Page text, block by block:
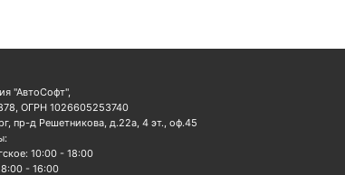
"АвтоСофт",
ОГРН 1026605253740
пр-д Решетникова, д.22а, 4 эт., оф.45
10:00 - 18:00
- 16:00